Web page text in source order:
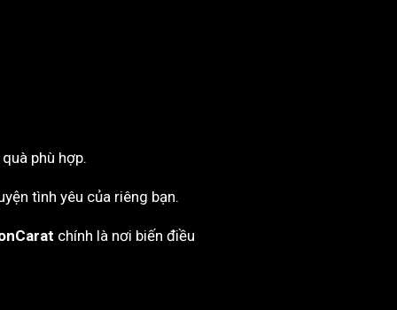
phù hợp.
tình yêu của riêng bạn.
chính là nơi biến điều